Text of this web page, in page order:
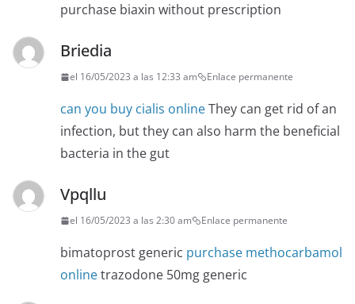
purchase biaxin without prescription
Briedia
el 16/05/2023 a las 12:33 am Enlace permanente
can you buy cialis onlineThey can get rid of an
infection, but they can also harm the beneficial
bacteria in the gut
Vpqllu
el 16/05/2023 a las 2:30 am Enlace permanente
bimatoprost generic purchase methocarbamol
onlinetrazodone 50mg generic